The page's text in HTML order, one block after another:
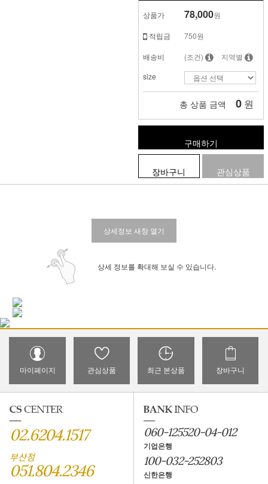
상품가 78,000원
적립금 750원
배송비 (조건)
지역별
size
총 상품 금액 0 원
구매하기
장바구니 관심상품
상세정보 새창 열기
상세 정보를 확대해 보실 수 있습니다.
마이페이지 관심상품 최근 본상품 장바구니
02.6204.1517
부산점
051.804.2346
060-125520-04-012
기업은행
100-032-252803
신한은행